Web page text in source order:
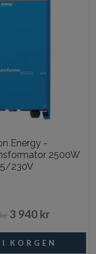
Energy -
2500W
230V
3 940 kr
Beställningsvara